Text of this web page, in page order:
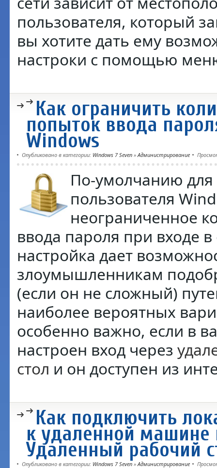
пользователя, который
вы хотите дать ему
настроки с помощью
Как ограничить
попыток ввода
Windows
Опубликовано в категории: Windows 7 Seven »Администрирование
По-умолчанию
пользователя
неограниченное
ввода пароля при входе в
настройка дает
злоумышленникам
(если он не сложный)
наиболее вероятных
особенно важно, если в
настроен вход через
стол и он доступен из
Как подключить
к удаленной машине
Удаленный рабочий
Опубликовано в категории: Windows 7 Seven »Администрирование